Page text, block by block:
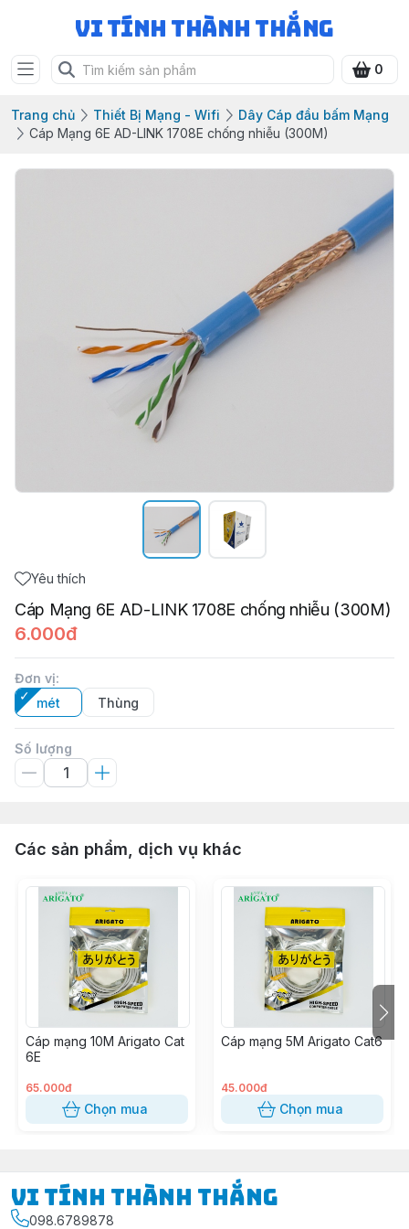
Vi Tính Thành Thắng
0
Trang chủ Thiết Bị Mạng - Wifi
Dây Cáp đầu bấm Mạng
Cáp Mạng 6E AD-LINK 1708E chống nhiễu (300M)
Yêu thích
Cáp Mạng 6E AD-LINK 1708E chống nhiễu (300M)
6.000đ
Đơn vị:
mét
Thùng
Số lượng
Các sản phẩm, dịch vụ khác
Cáp mạng 10M Arigato Cat
6E
65.000đ
Chọn mua
Cáp mạng 5M Arigato Cat6
45.000đ
Chọn mua
Vi Tính Thành Thắng
098.6789878